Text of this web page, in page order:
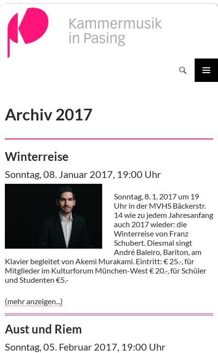
Inhalt
springen
Archiv 2017
Winterreise
Sonntag, 08. Januar 2017, 19:00 Uhr
Sonntag, 8. 1. 2017 um 19
Uhr in der MVHS Bäckerstr.
14 wie zu jedem Jahresanfang
auch 2017 wieder: die
Winterreise von Franz
Schubert. Diesmal singt
André Baleiro, Bariton, am
Klavier begleitet von Akemi Murakami. Eintritt: € 25.-, für
Mitglieder im Kulturforum München-West € 20.-, für Schüler
und Studenten €5.-
(mehr anzeigen...)
Aust und Riem
Sonntag, 05. Februar 2017, 19:00 Uhr